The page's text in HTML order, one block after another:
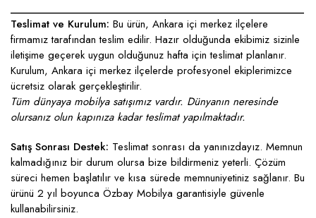
____________________________________________________
Teslimat ve Kurulum: Bu ürün, Ankara içi merkez ilçelere
firmamız tarafından teslim edilir. Hazır olduğunda ekibimiz sizinle
iletişime geçerek uygun olduğunuz hafta için teslimat planlanır.
Kurulum, Ankara içi merkez ilçelerde profesyonel ekiplerimizce
ücretsiz olarak gerçekleştirilir.
Tüm dünyaya mobilya satışımız vardır. Dünyanın neresinde
olursanız olun kapınıza kadar teslimat yapılmaktadır.
Satış Sonrası Destek: Teslimat sonrası da yanınızdayız. Memnun
kalmadığınız bir durum olursa bize bildirmeniz yeterli. Çözüm
süreci hemen başlatılır ve kısa sürede memnuniyetiniz sağlanır. Bu
ürünü 2 yıl boyunca Özbay Mobilya garantisiyle güvenle
kullanabilirsiniz.